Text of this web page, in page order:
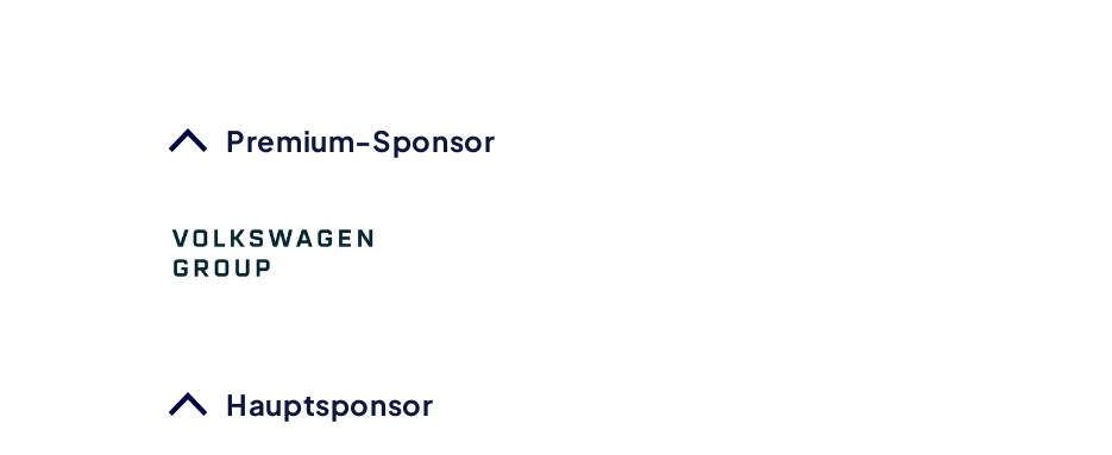
Premium-Sponsor
Hauptsponsor